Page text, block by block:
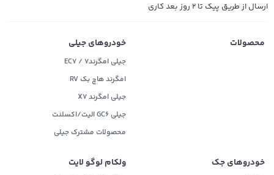
ارسال از طریق پیک تا ۲ روز بعد کاری
محصولات خودروهای جیلی
جیلی امگرند۷ / EC7
امگرند هاچ بک RV
جیلی امگرند X7
جیلی GC6 الیت/اکسلنت
محصولات مشترک جیلی
خودروهای جک ولکام لوگو لایت